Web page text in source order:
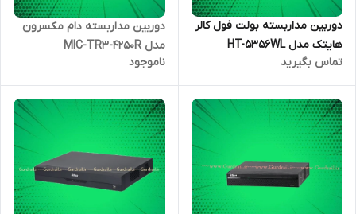
دوربین مداربسته بولت فول کالر
هایتک مدل HT-5356WL
تماس بگیرید
دوربین مداربسته دام مکسرون
مدل MIC-TR3-4250R
ناموجود